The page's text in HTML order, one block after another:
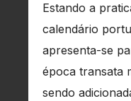
Estando a
calendário
apresenta-se
época transata
sendo